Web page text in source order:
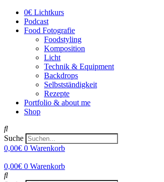
0€ Lichtkurs
Podcast
Food Fotografie
Foodstyling
Komposition
Licht
Technik & Equipment
Backdrops
Selbstständigkeit
Rezepte
Portfolio & about me
Shop
Suche
0,00€ 0 Warenkorb
0,00€ 0 Warenkorb